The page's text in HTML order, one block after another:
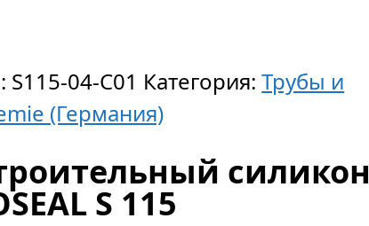
S115-04-C01 Категория:Трубы и
(Германия)
силикон
S 115